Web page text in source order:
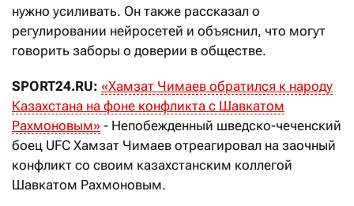
нужно усиливать. Он также рассказал о
регулировании нейросетей и объяснил, что могут
говорить заборы о доверии в обществе.
SPORT24.RU: «Хамзат Чимаев обратился к народу
Казахстана на фоне конфликта с Шавкатом
Рахмоновым» - Непобежденный шведско-чеченский
боец UFC Хамзат Чимаев отреагировал на заочный
конфликт со своим казахстанским коллегой
Шавкатом Рахмоновым.